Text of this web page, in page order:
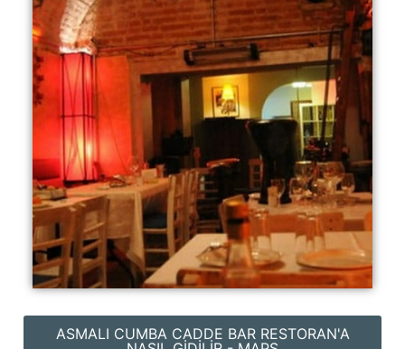
ASMALI CUMBA CADDE BAR RESTORAN'A